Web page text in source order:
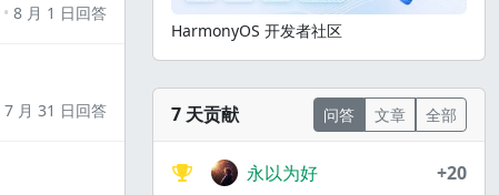
8 月 1 日回答
7 月 31 日回答
HarmonyOS 开发者社区
7 天贡献 问答 文章 全部
永以为好
+20